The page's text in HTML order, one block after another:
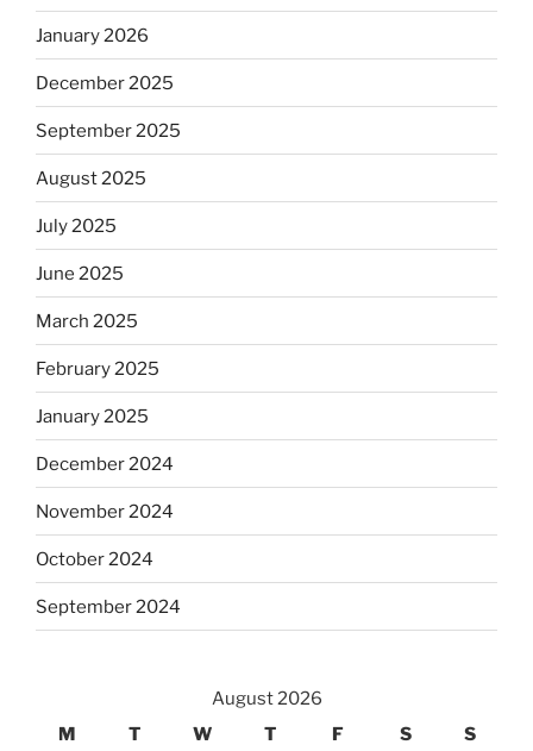
January 2026
December 2025
September 2025
August 2025
July 2025
June 2025
March 2025
February 2025
January 2025
December 2024
November 2024
October 2024
September 2024
August 2026
M
T W T F S S